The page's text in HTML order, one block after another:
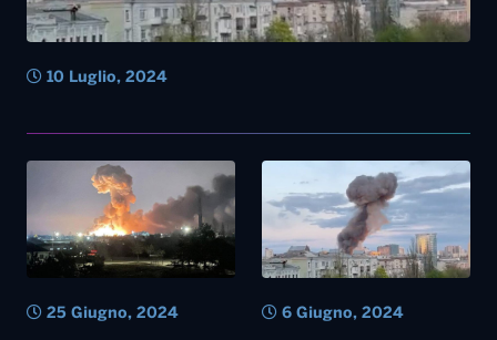
10 Luglio, 2024
25 Giugno, 2024 6 Giugno, 2024